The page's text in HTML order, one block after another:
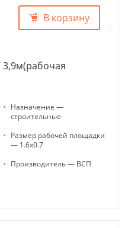
В корзину
• Назначение —
строительные
• Размер рабочей площадки
— 1.6х0.7
• Производитель — ВСП